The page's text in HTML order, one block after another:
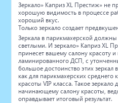
Зеркало» Каприз XL Престиж» не
хорошую видимость в процессе
хороший вкус.
Только зеркало создает
Зеркала в парикмахерской
светлыми. И зеркало» Каприз XL
принесет вашему салону красоту
ламинированного ДСП, с
большое достоинство этих зеркал
как для парикмахерских среднего
красоты VIP класса. Такое
начинающему салону красоты,
оправдывает итоговый результат.